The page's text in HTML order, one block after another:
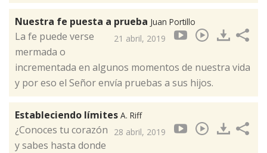
Nuestra fe puesta a prueba Juan Portillo
21 abril, 2019
La fe puede verse
mermada o
incrementada en algunos momentos de nuestra vida
y por eso el Señor envía pruebas a sus hijos.
Estableciendo límites A. Riff
28 abril, 2019
¿Conoces tu corazón
y sabes hasta donde